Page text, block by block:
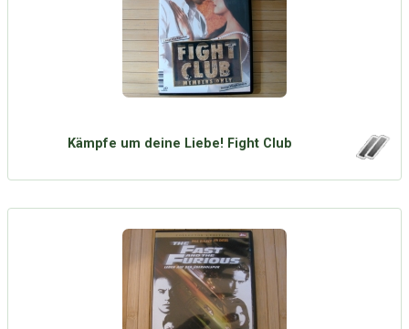
Kämpfe um deine Liebe! Fight Club